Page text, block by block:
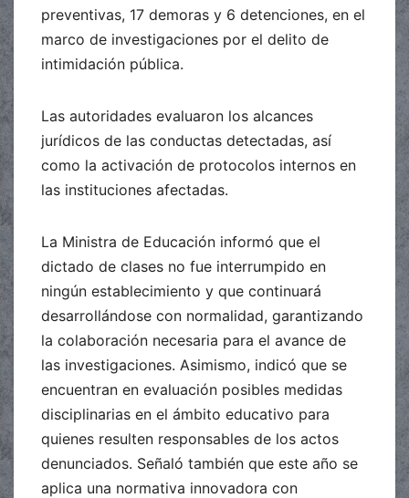
preventivas, 17 demoras y 6 detenciones, en el
marco de investigaciones por el delito de
intimidación pública.
Las autoridades evaluaron los alcances
jurídicos de las conductas detectadas, así
como la activación de protocolos internos en
las instituciones afectadas.
La Ministra de Educación informó que el
dictado de clases no fue interrumpido en
ningún establecimiento y que continuará
desarrollándose con normalidad, garantizando
la colaboración necesaria para el avance de
las investigaciones. Asimismo, indicó que se
encuentran en evaluación posibles medidas
disciplinarias en el ámbito educativo para
quienes resulten responsables de los actos
denunciados. Señaló también que este año se
aplica una normativa innovadora con